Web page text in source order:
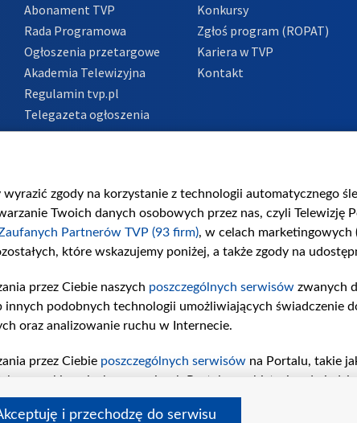
Abonament TVP
Rada Programowa
Ogłoszenia przetargowe
Akademia Telewizyjna
Regulamin tvp.pl
Telegazeta ogłoszenia
Informacje o nadawcy
Konkursy
Zgłoś program (ROPAT)
Kariera w TVP
Kontakt
zgody na korzystanie z technologii automatycznego
Twoich danych osobowych przez nas, czyli Telewizję
Partnerów TVP (93 firm), w celach marketingowych
które wskazujemy poniżej, a także zgody na
przez Ciebie naszych poszczególnych serwisów zwanych
podobnych technologii umożliwiających świadczenie
oraz analizowanie ruchu w Internecie.
przez Ciebie poszczególnych serwisów na Portalu, takie
wyszukiwaniach w serwisach Portalu czy historia odwiedzin
następujących celów i funkcji: przechowywania
spersonalizowanych reklam, tworzenia profilu
i przechodzę do serwisu